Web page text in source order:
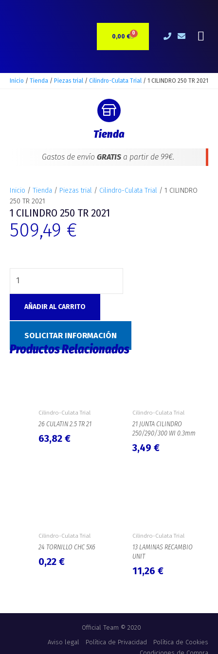
0,00 € 0CARRITO
Inicio / Tienda / Piezas trial / Cilindro-Culata Trial / 1 CILINDRO 250 TR 2021
Tienda
Gastos de envío GRATISa partir de 99€.
Inicio / Tienda / Piezas trial / Cilindro-Culata Trial / 1 CILINDRO
250 TR 2021
1 CILINDRO 250 TR 2021
509,49 €
AÑADIR AL CARRITO
SOLICITAR INFORMACIÓN
Productos Relacionados
Cilindro-Culata Trial
26 CULATIN 2.5 TR 21
63,82 €
Cilindro-Culata Trial
21 JUNTA CILINDRO
250/290/300 WI 0.3mm
3,49 €
Cilindro-Culata Trial
24 TORNILLO CHC 5X6
0,22 €
Cilindro-Culata Trial
13 LAMINAS RECAMBIO
UNIT
11,26 €
Official Team © 2020
Aviso legal
Política de Privacidad
Política de Cookies